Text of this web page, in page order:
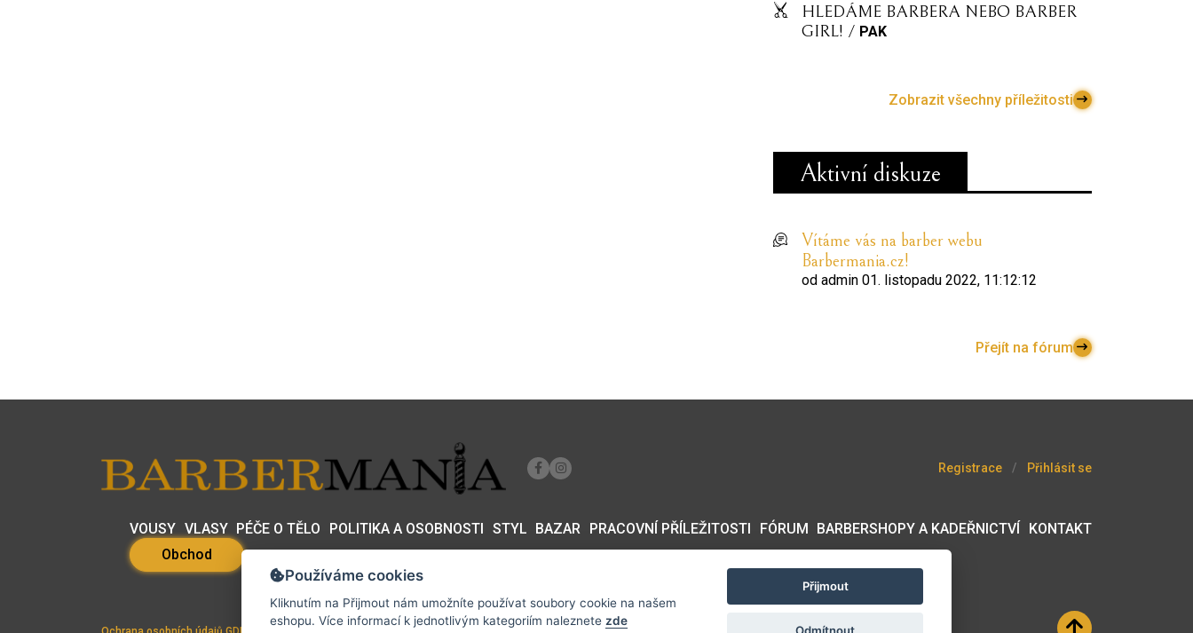
HLEDÁME BARBERA NEBO BARBER
GIRL! / PAK
Zobrazit všechny příležitosti
Aktivní diskuze
Vítáme vás na barber webu
Barbermania.cz!
od admin01. listopadu 2022, 11:12:12
Přejít na fórum
Registrace Přihlásit se
VOUSY VLASY PÉČE O TĚLO POLITIKA A OSOBNOSTI STYL BAZAR PRACOVNÍ PŘÍLEŽITOSTI FÓRUM BARBERSHOPY A KADEŘNICTVÍ
KONTAKT
Obchod
Používáme cookies
Kliknutím na Přijmout nám umožníte používat soubory cookie na našem
eshopu. Více informací k jednotlivým kategoriím naleznete zde
Přijmout
Odmítnout